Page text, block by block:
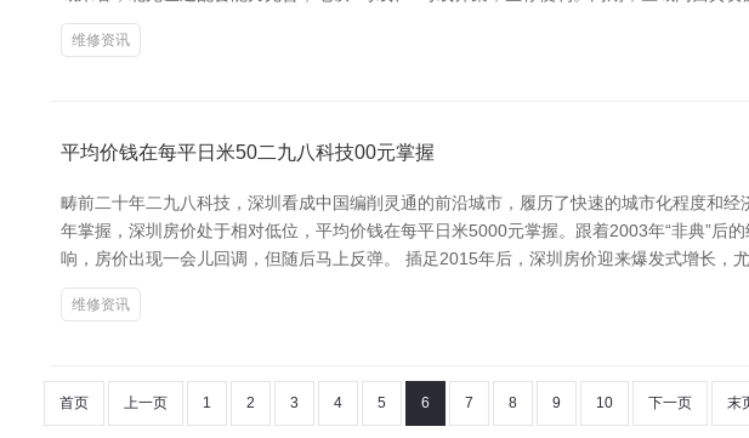
维修资讯
平均价钱在每平日米50二九八科技00元掌握
畴前二十年二九八科技，深圳看成中国编削灵通的前沿城市，履历了快速的城市化程度和
年掌握，深圳房价处于相对低位，平均价钱在每平日米5000元掌握。跟着2003年“非典”
响，房价出现一会儿回调，但随后马上反弹。 插足2015年后，深圳房价迎来爆发式增长，
维修资讯
首页 上一页 1 2 3 4 5 6 7 8 9 10 下一页 末